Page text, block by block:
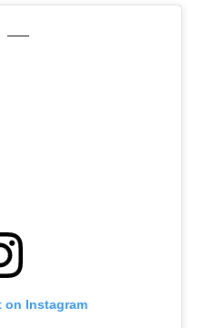
on Instagram